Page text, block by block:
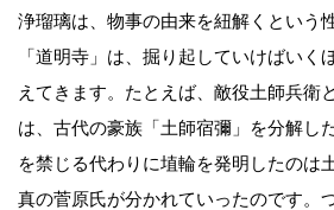
浄瑠璃は、物事の由来を紐解くという
「道明寺」は、掘り起していけばいく
えてきます。たとえば、敵役土師兵衛
は、古代の豪族「土師宿彌」を分解し
を禁じる代わりに埴輪を発明したのは
真の菅原氏が分かれていったのです。